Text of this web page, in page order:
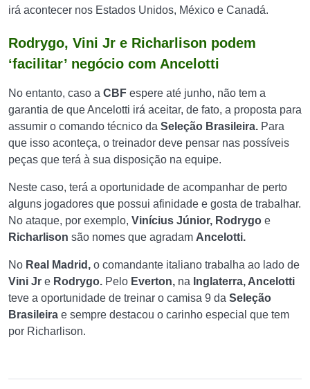
irá acontecer nos Estados Unidos, México e Canadá.
Rodrygo, Vini Jr e Richarlison podem
‘facilitar’ negócio com Ancelotti
No entanto, caso a CBF espere até junho, não tem a
garantia de que Ancelotti irá aceitar, de fato, a proposta para
assumir o comando técnico da Seleção Brasileira. Para
que isso aconteça, o treinador deve pensar nas possíveis
peças que terá à sua disposição na equipe.
Neste caso, terá a oportunidade de acompanhar de perto
alguns jogadores que possui afinidade e gosta de trabalhar.
No ataque, por exemplo, Vinícius Júnior, Rodrygo e
Richarlison são nomes que agradam Ancelotti.
No Real Madrid, o comandante italiano trabalha ao lado de
Vini Jr e Rodrygo. Pelo Everton, na Inglaterra, Ancelotti
teve a oportunidade de treinar o camisa 9 da Seleção
Brasileira e sempre destacou o carinho especial que tem
por Richarlison.